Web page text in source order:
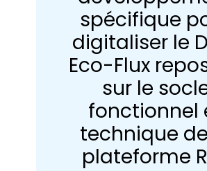
spécifique
digitaliser le
Eco-Flux
sur le
fonctionnel
technique
plateforme